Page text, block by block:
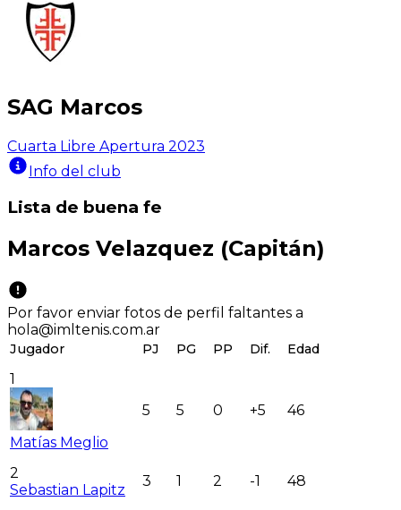
SAG Marcos
Cuarta Libre Apertura 2023
Info del club
Lista de buena fe
Marcos Velazquez (Capitán)
Por favor enviar fotos de perfil faltantes a
hola@imltenis.com.ar
Jugador PJ PG PP Dif. Edad
1
Matías Meglio
5 5 0 +5 46
2
Sebastian Lapitz
3 1 2 -1 48